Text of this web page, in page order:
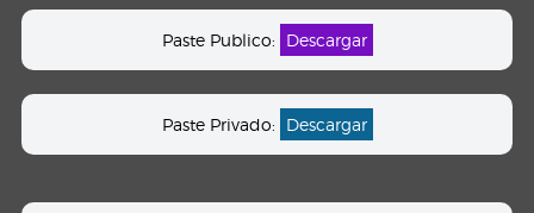
Paste Publico: Descargar
Paste Privado: Descargar